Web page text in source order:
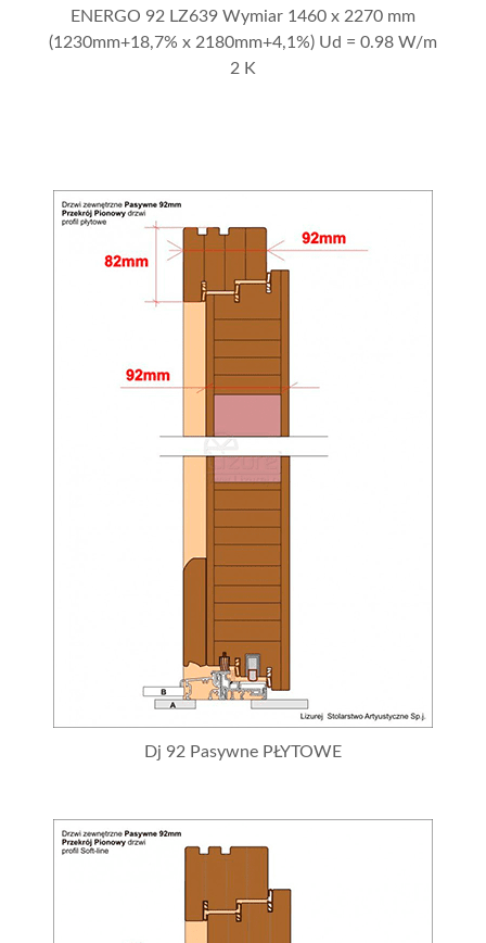
ENERGO 92 LZ639 Wymiar 1460 x 2270 mm
(1230mm+18,7% x 2180mm+4,1%) Ud = 0.98 W/m
2 K
Dj 92 Pasywne PŁYTOWE